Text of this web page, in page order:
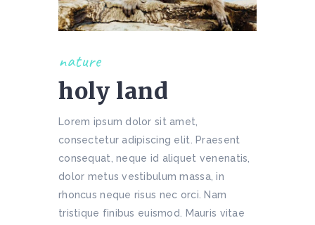
nature
holy land
Lorem ipsum dolor sit amet,
consectetur adipiscing elit. Praesent
consequat, neque id aliquet venenatis,
dolor metus vestibulum massa, in
rhoncus neque risus nec orci. Nam
tristique finibus euismod. Mauris vitae